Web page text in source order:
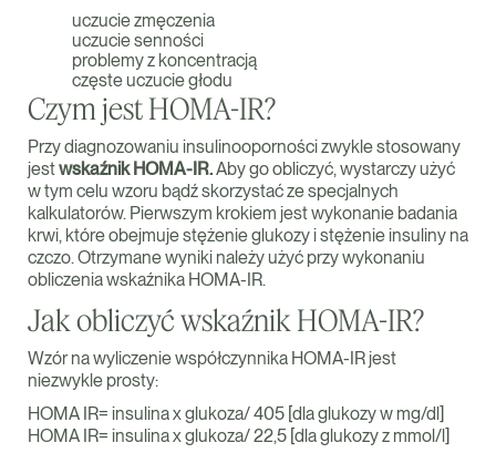
uczucie zmęczenia
uczucie senności
problemy z koncentracją
częste uczucie głodu
Czym jest HOMA-IR?
Przy diagnozowaniu insulinooporności zwykle stosowany
jestwskaźnik HOMA-IR.Aby go obliczyć, wystarczy użyć
w tym celu wzoru bądź skorzystać ze specjalnych
kalkulatorów. Pierwszym krokiem jest wykonanie badania
krwi, które obejmuje stężenie glukozy i stężenie insuliny na
czczo. Otrzymane wyniki należy użyć przy wykonaniu
obliczenia wskaźnika HOMA-IR.
Jak obliczyć wskaźnik HOMA-IR?
Wzór na wyliczenie współczynnika HOMA-IR jest
niezwykle prosty:
HOMA IR= insulina x glukoza/ 405 [dla glukozy w mg/dl]
HOMA IR= insulina x glukoza/ 22,5 [dla glukozy z mmol/l]